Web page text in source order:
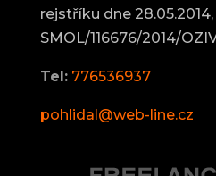
rejstříku dne 28.05.2014,
SMOL/116676/2014/
Tel:776536937
pohlidal@web-line.cz